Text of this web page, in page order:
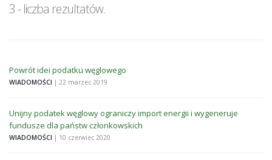
3 - liczba rezultatów.
Powrót idei podatku węglowego
WIADOMOŚCI | 22 marzec 2019
Unijny podatek węglowy ograniczy import energii i wygeneruje
fundusze dla państw członkowskich
WIADOMOŚCI | 10 czerwiec 2020